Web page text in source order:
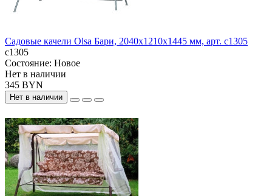
Садовые качели Olsa Бари, 2040х1210х1445 мм, арт. с1305
с1305
Состояние: Новое
Нет в наличии
345 BYN
Нет в наличии